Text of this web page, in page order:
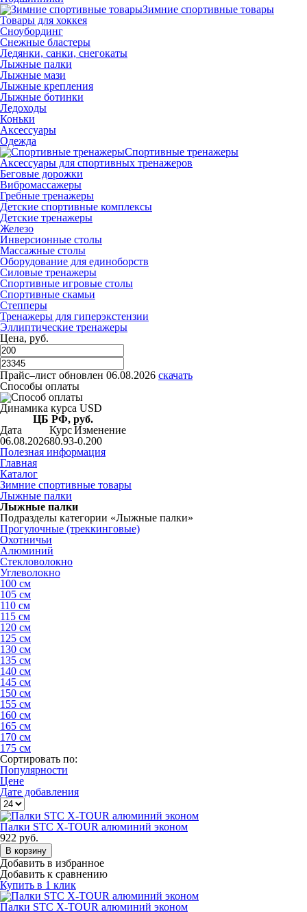
Зимние спортивные товары
Товары для хоккея
Сноубординг
Снежные бластеры
Ледянки, санки, снегокаты
Лыжные палки
Лыжные мази
Лыжные крепления
Лыжные ботинки
Ледоходы
Коньки
Аксессуары
Одежда
Спортивные тренажеры
Аксессуары для спортивных тренажеров
Беговые дорожки
Вибромассажеры
Гребные тренажеры
Детские спортивные комплексы
Детские тренажеры
Железо
Инверсионные столы
Массажные столы
Оборудование для единоборств
Силовые тренажеры
Спортивные игровые столы
Спортивные скамьи
Степперы
Тренажеры для гиперэкстензии
Эллиптические тренажеры
Цена, руб.
Прайс–лист обновлен 06.08.2026 скачать
Способы оплаты
Динамика курса USD
ЦБ РФ, руб.
Дата
КурсИзменение
06.08.202680.93-0.200
Полезная информация
Главная
Каталог
Зимние спортивные товары
Лыжные палки
Лыжные палки
Подразделы категории «Лыжные палки»
Прогулочные (треккинговые)
Охотничьи
Алюминий
Стекловолокно
Углеволокно
100 см
105 см
110 см
115 см
120 см
125 см
130 см
135 см
140 см
145 см
150 см
155 см
160 см
165 см
170 см
175 см
Сортировать по:
Популярности
Цене
Дате добавления
Палки STC X-TOUR алюминий эконом
922 руб.
В корзину
Добавить в избранное
Добавить к сравнению
Купить в 1 клик
Палки STC X-TOUR алюминий эконом